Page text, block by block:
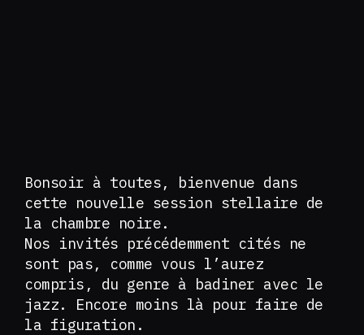
Bonsoir à toutes, bienvenue dans
cette nouvelle session stellaire de
la chambre noire.
Nos invités précédemment cités ne
sont pas, comme vous l’aurez
compris, du genre à badiner avec le
jazz. Encore moins là pour faire de
la figuration.